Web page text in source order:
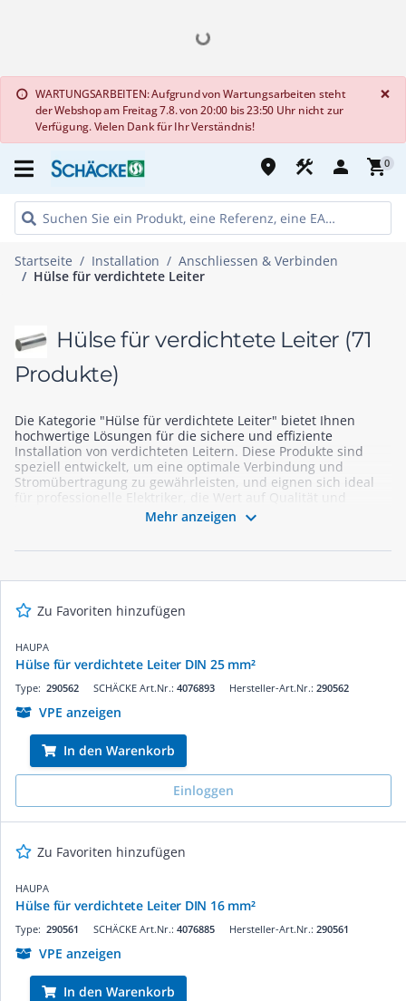
info WARTUNGSARBEITEN: Aufgrund von Wartungsarbeiten steht
der Webshop am Freitag 7.8. von 20:00 bis 23:50 Uhr nicht zur
Verfügung. Vielen Dank für Ihr Verständnis!
×
place construction person shopping_cart0
Startseite Installation
Anschliessen & Verbinden
Hülse für verdichtete Leiter
Hülse für verdichtete Leiter (71
Produkte)
Die Kategorie "Hülse für verdichtete Leiter" bietet Ihnen
hochwertige Lösungen für die sichere und effiziente
Installation von verdichteten Leitern. Diese Produkte sind
speziell entwickelt, um eine optimale Verbindung und
Stromübertragung zu gewährleisten, und eignen sich ideal
für professionelle Elektriker, die Wert auf Qualität und
Zuverlässigkeit legen. In unserem Sortiment finden Sie eine
Vielzahl von Hülsen, die den Anforderungen moderner
Mehr anzeigen 
Zu Favoriten hinzufügen
HAUPA
Hülse für verdichtete Leiter DIN 25 mm²
SCHÄCKE Art.Nr.: 4076893
Type: 290562 Hersteller-Art.Nr.: 290562
VPE anzeigen
In den Warenkorb
Einloggen
Zu Favoriten hinzufügen
HAUPA
Hülse für verdichtete Leiter DIN 16 mm²
SCHÄCKE Art.Nr.: 4076885
Type: 290561 Hersteller-Art.Nr.: 290561
VPE anzeigen
In den Warenkorb